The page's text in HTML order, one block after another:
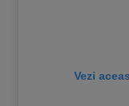
Vezi